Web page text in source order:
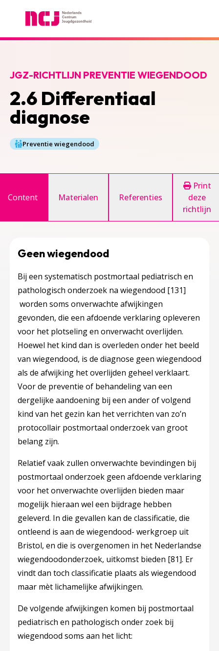
2.6 Differentiaal
diagnose
JGZ-RICHTLIJN PREVENTIE WIEGENDOOD
Preventie wiegendood
Content Materialen Referenties
Print
deze
richtlijn
Geen wiegendood
Bij een systematisch postmortaal pediatrisch en
pathologisch onderzoek na wiegendood [131]
worden soms onverwachte afwijkingen
gevonden, die een afdoende verklaring opleveren
voor het plotseling en onverwacht overlijden.
Hoewel het kind dan is overleden onder het beeld
van wiegendood, is de diagnose geen wiegendood
als de afwijking het overlijden geheel verklaart.
Voor de preventie of behandeling van een
dergelijke aandoening bij een ander of volgend
kind van het gezin kan het verrichten van zo’n
protocollair postmortaal onderzoek van groot
belang zijn.
Relatief vaak zullen onverwachte bevindingen bij
postmortaal onderzoek geen afdoende verklaring
voor het onverwachte overlijden bieden maar
mogelijk hieraan wel een bijdrage hebben
geleverd. In die gevallen kan de classificatie, die
ontleend is aan de wiegendood- werkgroep uit
Bristol, en die is overgenomen in het Nederlandse
wiegendoodonderzoek, uitkomst bieden [81]. Er
vindt dan toch classificatie plaats als wiegendood
maar mèt lichamelijke afwijkingen.
De volgende afwijkingen komen bij postmortaal
pediatrisch en pathologisch onder zoek bij
wiegendood soms aan het licht: